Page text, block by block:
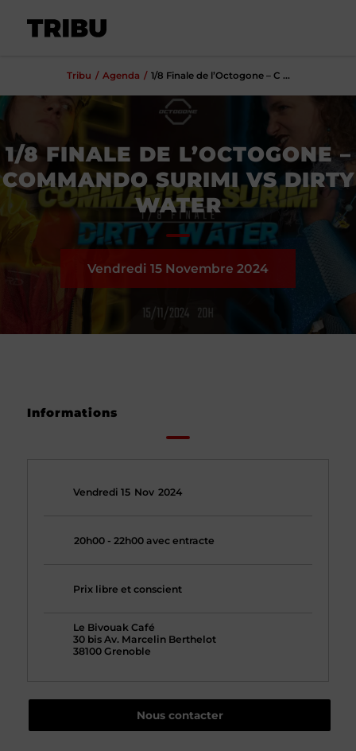
Tribu Agenda 1/8 Finale de l’Octogone – C ...
1/8 FINALE DE L’OCTOGONE –
COMMANDO SURIMI VS DIRTY
WATER
Vendredi 15 Novembre 2024
Informations
Vendredi 15 Nov 2024
20h00 - 22h00 avec entracte
Prix libre et conscient
Le Bivouak Café
30 bis Av. Marcelin Berthelot
38100 Grenoble
Nous contacter